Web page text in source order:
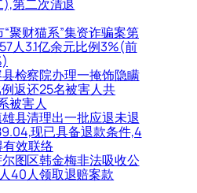
第二次清退
“聚财猫系”集资诈骗案第
人3.1亿余元比例3%(前
检察院办理一掩饰隐瞒
返还25名被害人共
被害人
县清理出一批应退未退
现已具备退款条件,4
有效联络
图区韩金梅非法吸收公
40人领取退赔案款